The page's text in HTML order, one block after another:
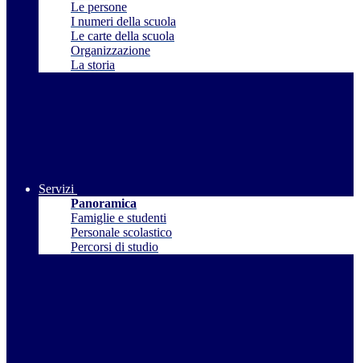
Le persone
I numeri della scuola
Le carte della scuola
Organizzazione
La storia
Servizi
Panoramica
Famiglie e studenti
Personale scolastico
Percorsi di studio